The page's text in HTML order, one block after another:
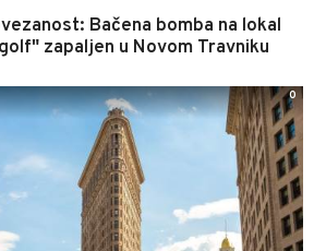
Bačena bomba na lokal
zapaljen u Novom Travniku
0